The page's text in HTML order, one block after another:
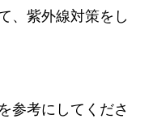
、紫外線対策をし
参考にしてくださ